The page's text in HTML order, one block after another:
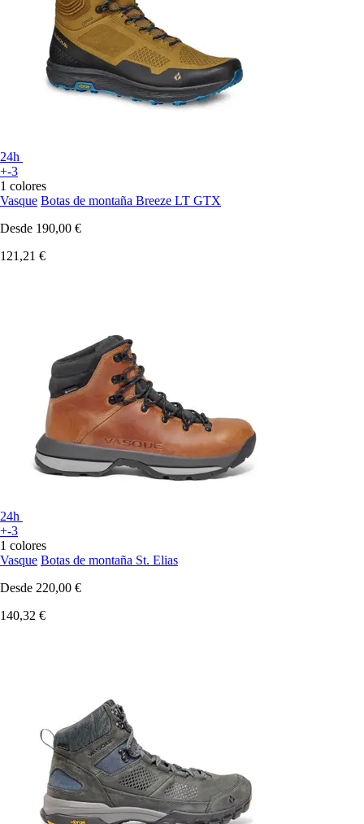
24h
+-3
1 colores
Vasque Botas de montaña Breeze LT GTX
Desde 190,00 €
121,21 €
24h
+-3
1 colores
Vasque Botas de montaña St. Elias
Desde 220,00 €
140,32 €